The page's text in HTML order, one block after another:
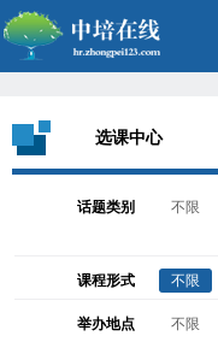
选课中心
话题类别 不限
课程形式 不限
举办地点 不限